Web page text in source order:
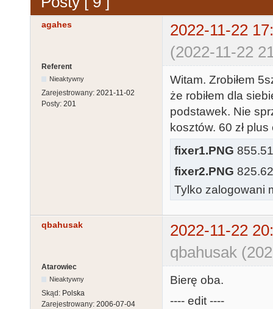
agahes
2022-11-22
(2022-11-22
Referent
Nieaktywny
Zarejestrowany: 2021-11-02
Posty: 201
Witam. Zrobiłem
że robiłem dla
podstawek. Nie
kosztów. 60 zł
fixer1.PNG
fixer2.PNG
Tylko zalogowani
qbahusak
2022-11-22
qbahusak
Atarowiec
Nieaktywny
Skąd: Polska
Zarejestrowany: 2006-07-04
Bierę oba.
---- edit ----